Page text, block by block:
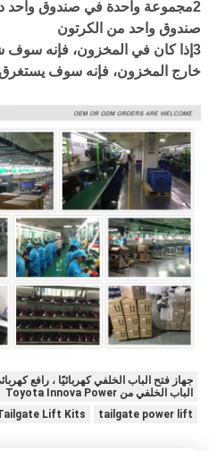
صندوق واحد من الكرتون
خارج المخزون، فإنه سوف يستغرق حوالي
جهاز فتح الباب الخلفي كهربائيًا ، رافع
الباب الخلفي من Toyota Innova Power
tailgate power lift
Lift Kits